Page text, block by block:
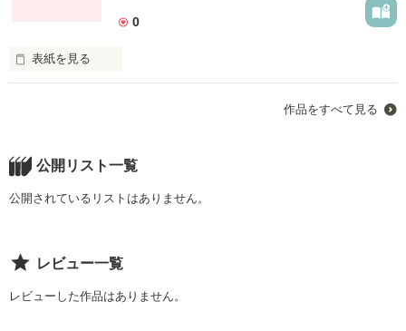
0
表紙を見る
作品をすべて見る
公開リスト一覧
公開されているリストはありません。
レビュー一覧
レビューした作品はありません。